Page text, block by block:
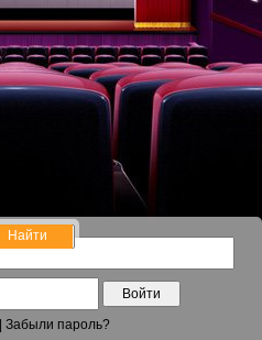
Войти
Забыли пароль?